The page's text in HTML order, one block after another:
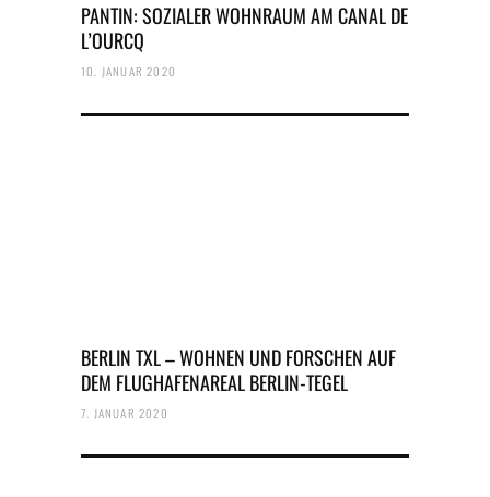
PANTIN: SOZIALER WOHNRAUM AM CANAL DE
L’OURCQ
10. JANUAR 2020
BERLIN TXL – WOHNEN UND FORSCHEN AUF
DEM FLUGHAFENAREAL BERLIN-TEGEL
7. JANUAR 2020